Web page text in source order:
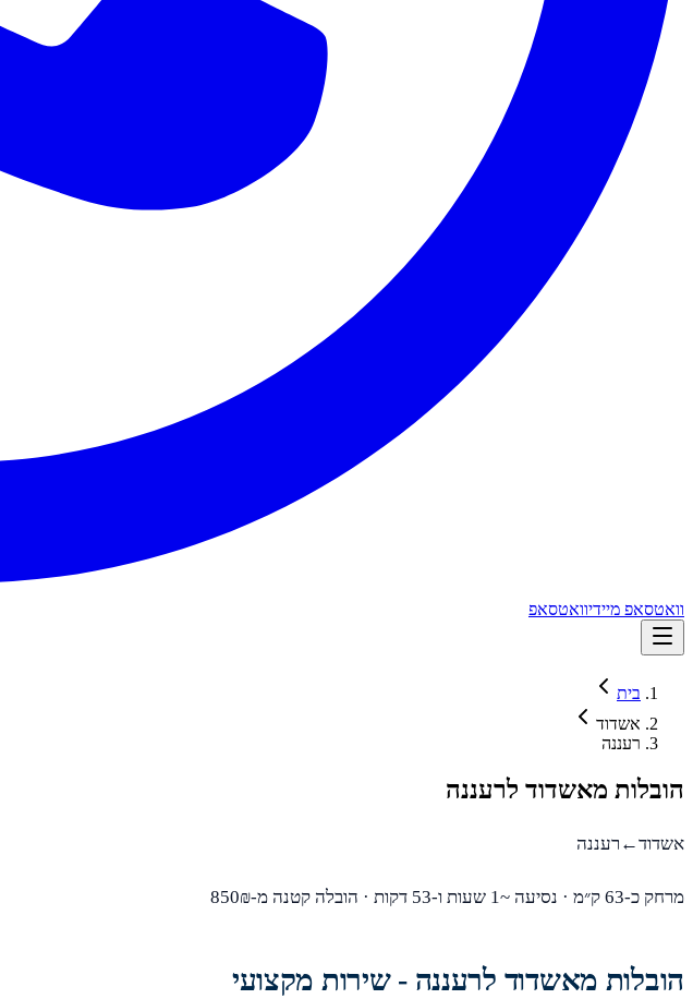
וואטסאפ מיידיוואטסאפ
בית
אשדוד
רעננה
הובלות מאשדוד לרעננה
אשדוד←רעננה
מרחק כ-63 ק״מ · נסיעה ~1 שעות ו-53 דקות · הובלה קטנה מ-850₪
הובלות מאשדוד לרעננה - שירות מקצועי